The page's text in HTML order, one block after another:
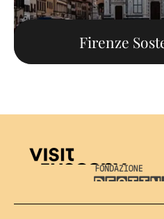
Firenze
Visit Tuscany